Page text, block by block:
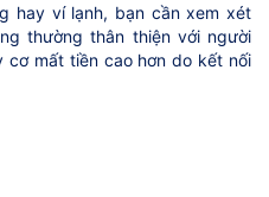
hay ví lạnh, bạn cần xem xét
thường thân thiện với người
cơ mất tiền cao hơn do kết nối